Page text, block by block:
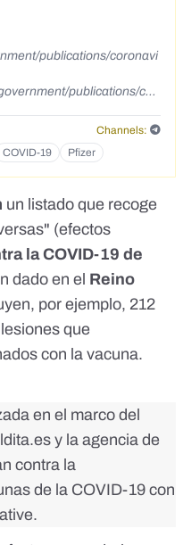
publications/coronavi
publications/cor
Unido.<br>Reacciones
Fecha de
Trastornos
cardíacos: 1,032<br>*
auditivos:
10<br>* Trastornos
Trastornos
generales:
17<br>* Trastornos del
1,863<br>*
continuadas: 965<br>*
Trastornos del tejido
20<br>* Trastornos del
al embarazo:
1,235<br>* Trastornos
3,575<br>* Trastornos
vasculares: 992<br>*
médicos y quirúrgicos:
inquietante
div>
Channels:
COVID-19 Pfizer
un listado que recoge
(efectos
la COVID-19 de
dado en el Reino
por ejemplo, 212
que
con la vacuna.
en el marco del
y la agencia de
contra la
de la COVID-19 con